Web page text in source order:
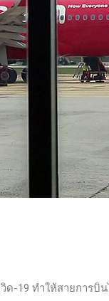
-19 ทำให้สายการบิ